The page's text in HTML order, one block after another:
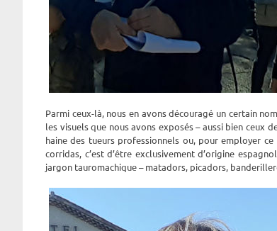
Parmi ceux-là, nous en avons découragé un certain
les visuels que nous avons exposés – aussi bien
haine des tueurs professionnels ou, pour employer
corridas, c’est d’être exclusivement d’origine
jargon tauromachique – matadors, picadors,